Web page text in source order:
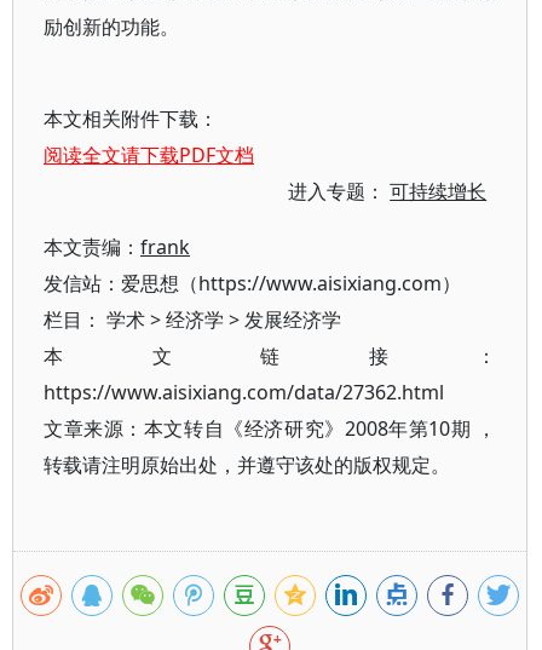
励创新的功能。
本文相关附件下载：
阅读全文请下载PDF文档
进入专题：可持续增长
本文责编： frank
发信站：爱思想（https://www.aisixiang.com）
栏目： 学术>经济学 >发展经济学
本文链接：
https://www.aisixiang.com/data/27362.html
文章来源：本文转自《经济研究》2008年第10期 ，
转载请注明原始出处，并遵守该处的版权规定。